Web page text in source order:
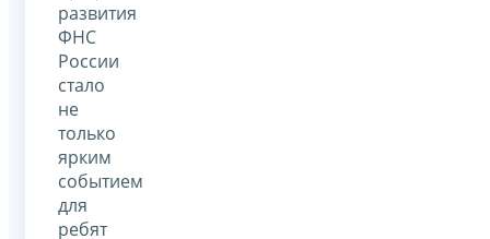
развития
ФНС
России
стало
не
только
ярким
событием
для
ребят